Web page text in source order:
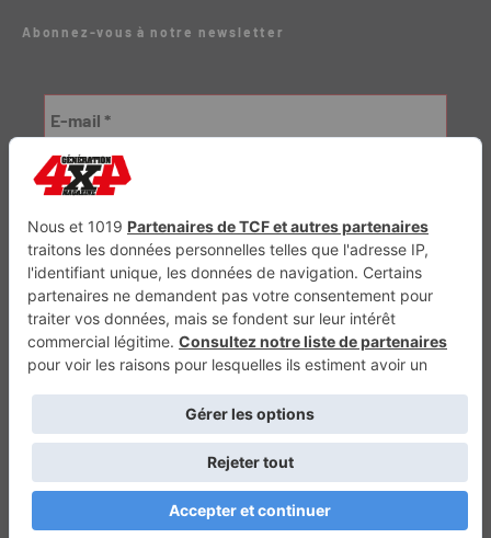
Abonnez-vous à notre newsletter
Génération Electrique Génération Sans Permis VTTAE.fr FullAttack
Retour en haut